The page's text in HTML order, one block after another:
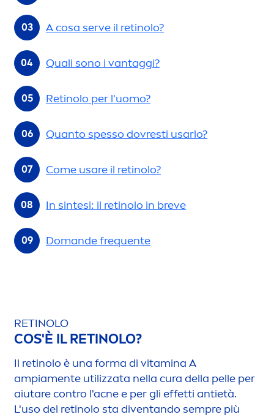
A cosa serve il retinolo?
Quali sono i vantaggi?
Retinolo per l'uomo?
Quanto spesso dovresti usarlo?
Come usare il retinolo?
In sintesi: il retinolo in breve
Domande frequente
RETINOLO
COS'È IL RETINOLO?
Il retinolo è una forma di vitamina A
ampiamente utilizzata nella cura della pelle per
aiutare contro l'acne e per gli effetti antietà.
L'uso del retinolo sta diventando sempre più